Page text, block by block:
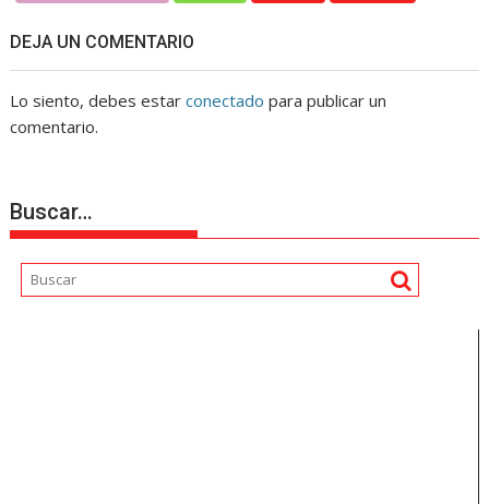
DEJA UN COMENTARIO
Lo siento, debes estarconectado para publicar un
comentario.
Buscar…